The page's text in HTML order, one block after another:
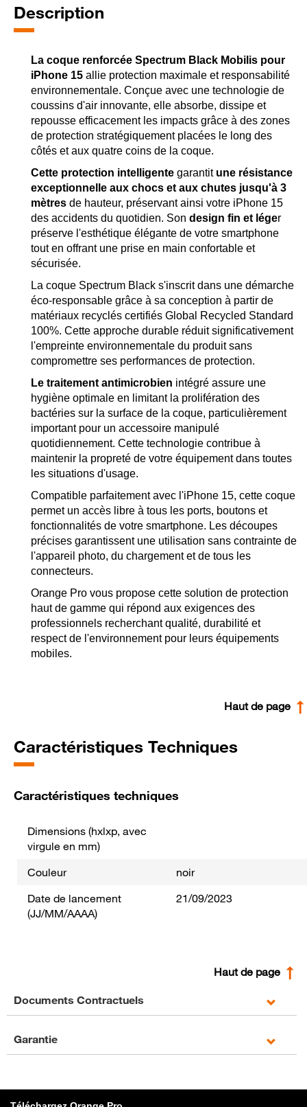
Description
La coque renforcée Spectrum Black Mobilis pour
iPhone 15 allie protection maximale et responsabilité
environnementale. Conçue avec une technologie de
coussins d'air innovante, elle absorbe, dissipe et
repousse efficacement les impacts grâce à des zones
de protection stratégiquement placées le long des
côtés et aux quatre coins de la coque.
Cette protection intelligente garantit une résistance
exceptionnelle aux chocs et aux chutes jusqu'à 3
mètres de hauteur, préservant ainsi votre iPhone 15
des accidents du quotidien. Son design fin et léger
préserve l'esthétique élégante de votre smartphone
tout en offrant une prise en main confortable et
sécurisée.
La coque Spectrum Black s'inscrit dans une démarche
éco-responsable grâce à sa conception à partir de
matériaux recyclés certifiés Global Recycled Standard
100%. Cette approche durable réduit significativement
l'empreinte environnementale du produit sans
compromettre ses performances de protection.
Le traitement antimicrobien intégré assure une
hygiène optimale en limitant la prolifération des
bactéries sur la surface de la coque, particulièrement
important pour un accessoire manipulé
quotidiennement. Cette technologie contribue à
maintenir la propreté de votre équipement dans toutes
les situations d'usage.
Compatible parfaitement avec l'iPhone 15, cette coque
permet un accès libre à tous les ports, boutons et
fonctionnalités de votre smartphone. Les découpes
précises garantissent une utilisation sans contrainte de
l'appareil photo, du chargement et de tous les
connecteurs.
Orange Pro vous propose cette solution de protection
haut de gamme qui répond aux exigences des
professionnels recherchant qualité, durabilité et
respect de l'environnement pour leurs équipements
mobiles.
Haut de page
Caractéristiques Techniques
Caractéristiques techniques
Dimensions (hxlxp, avec
virgule en mm)
Couleur
noir
Date de lancement
(JJ/MM/AAAA)
21/09/2023
Haut de page
Documents Contractuels
Garantie